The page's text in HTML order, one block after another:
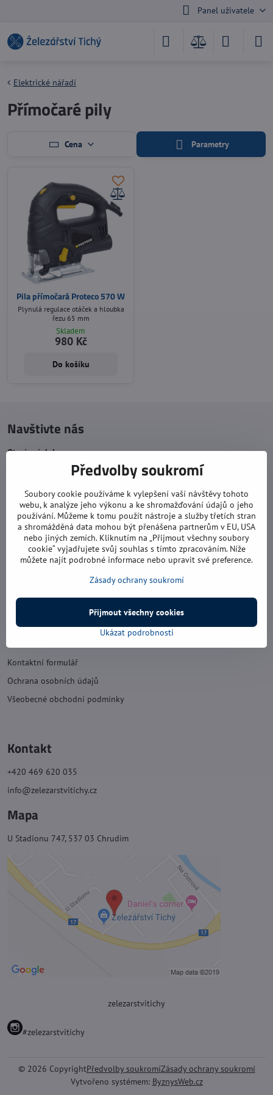
Panel uživatele
Elektrické nářadí
Přímočaré pily
Cena Parametry
Pila přímočará Proteco 570 W
Plynulá regulace otáček a hloubka
řezu 65 mm
Skladem
980 Kč
Do košíku
Navštivte nás
Otevírací doba:
pondělí: 8:00 - 16:00
úterý: 8:00 - 17:00
středa: 8:00 - 16:00
čtvrtek: 8:00 - 17:00
pátek: 8:00 - 16:00
sobota: 8:00 - 11:30
Náš obchod
Kontaktní formulář
Ochrana osobních údajů
Všeobecné obchodní podmínky
Kontakt
+420 469 620 035
info@zelezarstvitichy.cz
Mapa
U Stadionu 747, 537 03 Chrudim
zelezarstvitichy
#zelezarstvitichy
© 2026 CopyrightPředvolby soukromíZásady ochrany soukromí
Vytvořeno systémem: ByznysWeb.cz
Předvolby soukromí
Soubory cookie používáme k vylepšení vaší návštěvy tohoto
webu, k analýze jeho výkonu a ke shromažďování údajů o jeho
používání. Můžeme k tomu použít nástroje a služby třetích stran
a shromážděná data mohou být přenášena partnerům v EU, USA
nebo jiných zemích. Kliknutím na „Přijmout všechny soubory
cookie“ vyjadřujete svůj souhlas s tímto zpracováním. Níže
můžete najít podrobné informace nebo upravit své preference.
Zásady ochrany soukromí
Ukázat podrobnosti
Přijmout všechny cookies